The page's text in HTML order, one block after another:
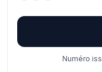
Numéro